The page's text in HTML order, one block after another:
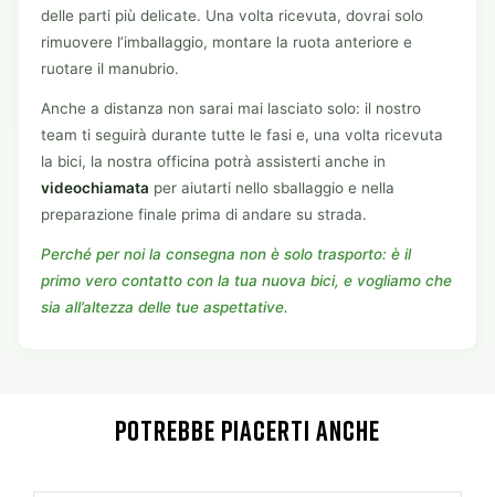
delle parti più delicate. Una volta ricevuta, dovrai solo
rimuovere l’imballaggio, montare la ruota anteriore e
ruotare il manubrio.
Anche a distanza non sarai mai lasciato solo: il nostro
team ti seguirà durante tutte le fasi e, una volta ricevuta
la bici, la nostra officina potrà assisterti anche in
videochiamata per aiutarti nello sballaggio e nella
preparazione finale prima di andare su strada.
Perché per noi la consegna non è solo trasporto: è il
primo vero contatto con la tua nuova bici, e vogliamo che
sia all’altezza delle tue aspettative.
POTREBBE PIACERTI ANCHE